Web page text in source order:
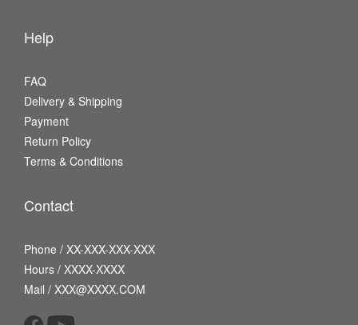
Help
FAQ
Delivery & Shipping
Payment
Return Policy
Terms & Conditions
Contact
Phone / XX-XXX-XXX-XXX
Hours / XXXX-XXXX
Mail / XXX@XXXX.COM